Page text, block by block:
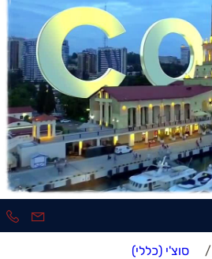
/ סוצ'י (כללי)